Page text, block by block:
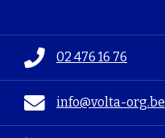
02 476 16 76
info@volta-org.be